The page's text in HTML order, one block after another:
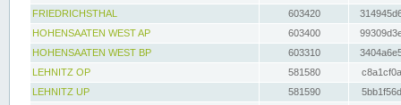
FRIEDRICHSTHAL
603420
HOHENSAATEN WEST AP
603400
HOHENSAATEN WEST BP
603310
LEHNITZ OP
581580
LEHNITZ UP
581590